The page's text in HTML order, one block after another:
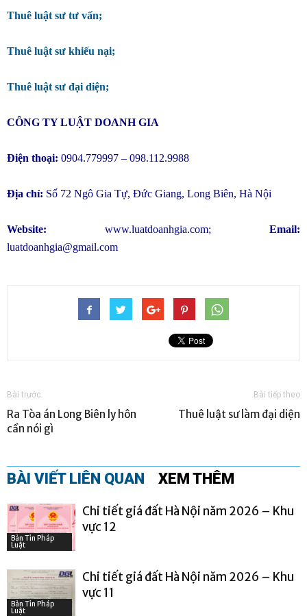
Thuê luật sư tư vấn;
Thuê luật sư khiếu nại;
Thuê luật sư đại diện;
CÔNG TY LUẬT DOANH GIA
Điện thoại: 0904.779997 – 098.112.9988
Địa chỉ: Số 72 Ngô Gia Tự, Đức Giang, Long Biên, Hà Nội
Website: www.luatdoanhgia.com; Email:
luatdoanhgia@gmail.com
Bài trước
Ra Tòa án Long Biên ly hôn
cần nói gì
Bài tiếp theo
Thuê luật sư làm đại diện
BÀI VIẾT LIÊN QUAN XEM THÊM
Bản Tin Pháp
Luật
Chi tiết giá đất Hà Nội năm 2026 – Khu
vực 12
Bản Tin Pháp
Luật
Chi tiết giá đất Hà Nội năm 2026 – Khu
vực 11